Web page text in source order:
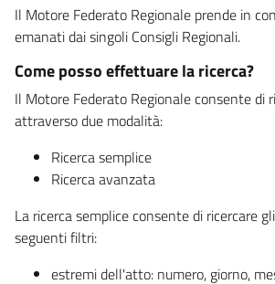
Il Motore Federato Regionale prende in
emanati dai singoli Consigli Regionali.
Come posso effettuare la ricerca?
Il Motore Federato Regionale consente di
attraverso due modalità:
Ricerca semplice
Ricerca avanzata
La ricerca semplice consente di ricercare
seguenti filtri:
estremi dell'atto: numero, giorno,